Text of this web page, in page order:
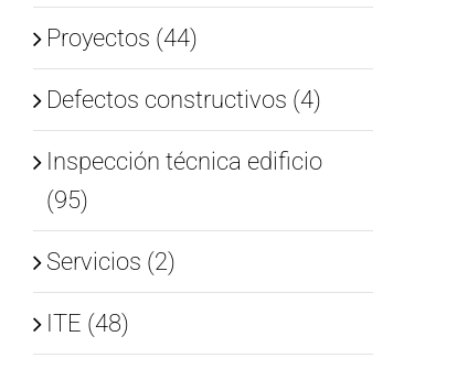
Proyectos (44)
Defectos constructivos (4)
Inspección técnica edificio
(95)
Servicios (2)
ITE (48)